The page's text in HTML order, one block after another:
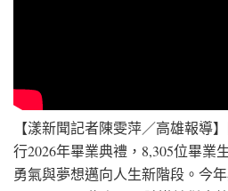
【漾新聞記者陳雯萍／高雄報導
行2026年畢業典禮，8,305位畢業
勇氣與夢想邁向人生新階段。今